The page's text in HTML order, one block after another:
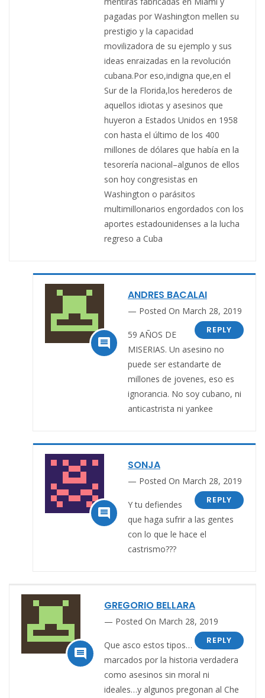
pagadas por Washington mellen su
prestigio y la capacidad
movilizadora de su ejemplo y sus
ideas enraizadas en la revolución
cubana.Por eso,indigna que,en el
Sur de la Florida,los herederos de
aquellos idiotas y asesinos que
huyeron a Estados Unidos en 1958
con hasta el último de los 400
millones de dólares que había en la
tesorería nacional–algunos de ellos
son hoy congresistas en
Washington o parásitos
multimillonarios engordados con los
aportes estadounidenses a la lucha
regreso a Cuba

ANDRES BACALAI
Posted On March 28, 2019
REPLY
59 AÑOS DE
MISERIAS. Un asesino no
puede ser estandarte de
millones de jovenes, eso es
ignorancia. No soy cubano, ni
anticastrista ni yankee

SONJA
Posted On March 28, 2019
REPLY
Y tu defiendes
que haga sufrir a las gentes
con lo que le hace el
castrismo???

GREGORIO BELLARA
Posted On March 28, 2019
REPLY
Que asco estos tipos…
marcados por la historia verdadera
como asesinos sin moral ni
ideales…y algunos pregonan al Che